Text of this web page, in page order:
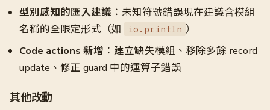
型別感知的匯入建議 ：未知符號錯誤現在建議含模組
名稱的全限定形式（如
io.println ）
Code actions 新增 ：建立缺失模組、移除多餘 record
update、修正 guard 中的運算子錯誤
其他改動